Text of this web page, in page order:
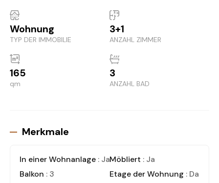
Wohnung
TYP DER IMMOBILIE
3+1
ANZAHL ZIMMER
165
qm
3
ANZAHL BAD
Merkmale
In einer Wohnanlage : JaMöbliert : Ja
Balkon : 3 Etage der Wohnung :